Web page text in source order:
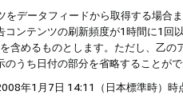
をデータフィードから取得する場合
コンテンツの刷新頻度が1時間に1
含めるものとします。ただし、乙
うち日付の部分を省略することが
年1月7日 14:11（日本標準時）